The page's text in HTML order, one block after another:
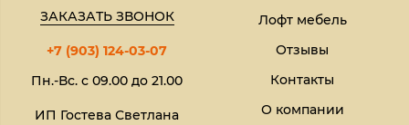
ЗАКАЗАТЬ ЗВОНОК
+7 (903) 124-03-07
Пн.-Вс. с 09.00 до 21.00
ИП Гостева Светлана
Лофт мебель
Отзывы
Контакты
О компании